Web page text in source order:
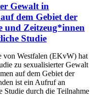
Gewalt in
dem Gebiet der
und Zeitzeug*innen
Studie
von Westfalen (EKvW) hat
zu sexualisierter Gewalt
auf dem Gebiet der
ist ein Aufruf an
Studie durch die Teilnahme